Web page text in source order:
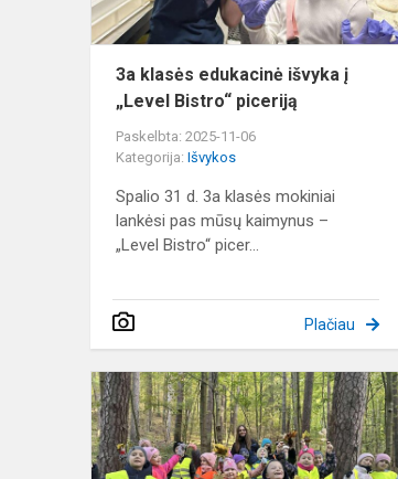
3a klasės edukacinė išvyka į
„Level Bistro“ piceriją
Paskelbta: 2025-11-06
Kategorija: Išvykos
Spalio 31 d. 3a klasės mokiniai
lankėsi pas mūsų kaimynus –
„Level Bistro“ picer...
Plačiau